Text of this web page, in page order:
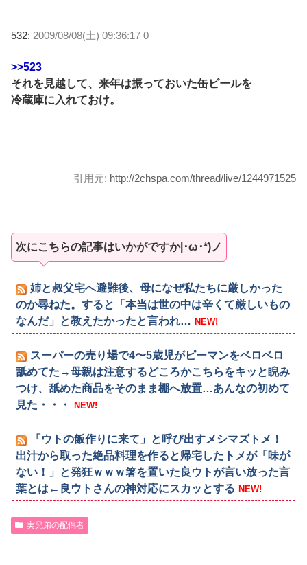
532: 2009/08/08(土) 09:36:17 0
>>523
それを見越して、来年は振っておいた缶ビールを
冷蔵庫に入れておけ。
引用元: http://2chspa.com/thread/live/1244971525
次にこちらの記事はいかがですか|･ω･*)ノ
姉と叔父宅へ避難後、母になぜ私たちに厳しかった
のか尋ねた。すると「本当は世の中は辛くて厳しいもの
なんだ」と教えたかったと言われ… NEW!
スーパーの売り場で4〜5歳児がピーマンをベロベロ
舐めてた→母親は注意するどころかこちらをキッと睨み
つけ、舐めた商品をそのまま棚へ放置…あんなの初めて
見た・・・
NEW!
「ウトの飯作りに来て」と呼び出すメシマズトメ！
出汁から取った絶品料理を作ると帰宅したトメが「味が
ない！」と発狂ｗｗｗ箸を置いた良ウトが言い放った言
葉とは←良ウトさんの神対応にスカッとする NEW!
実兄弟の配偶者